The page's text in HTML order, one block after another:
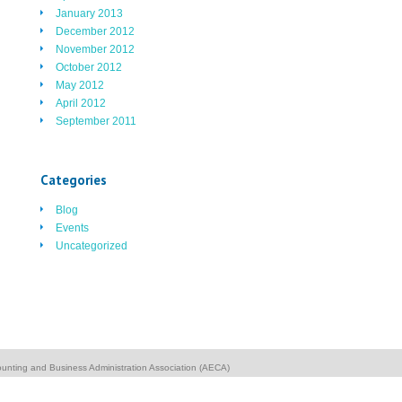
January 2013
December 2012
November 2012
October 2012
May 2012
April 2012
September 2011
Categories
Blog
Events
Uncategorized
and Business Administration Association (AECA)